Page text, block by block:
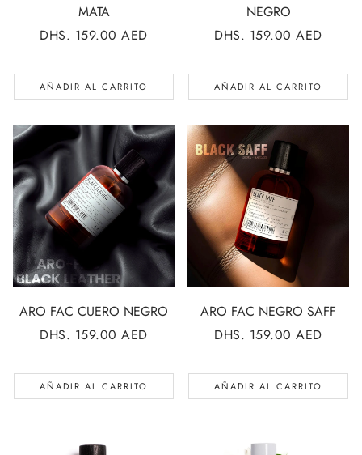
MATA
PRECIO
DHS. 159.00 AED
AÑADIR AL CARRITO
NEGRO
PRECIO
DHS. 159.00 AED
AÑADIR AL CARRITO
ARO FAC CUERO NEGRO
PRECIO
DHS. 159.00 AED
AÑADIR AL CARRITO
ARO FAC NEGRO SAFF
PRECIO
DHS. 159.00 AED
AÑADIR AL CARRITO